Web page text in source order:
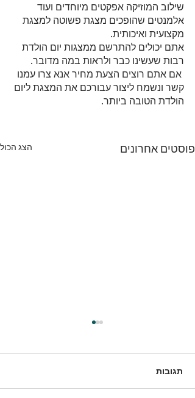
שילוב המוזיקה אפקטים מיוחדים ועוד
אלמנטים שהופכים מצגת פשוטה למצגת
מקצועית ואיכותית.
אתם יכולים להתרשם ממצגות יום הולדת
רבות שעשינו כבר ולראות במה מדובר.
אם אתם רוצים הצעת מחיר אנא צרו עמנו
קשר ונשמח ליצור עבורכם את המצגת ליום
הולדת הטובה ביותר.
פוסטים אחרונים הצג הכול
תגובות